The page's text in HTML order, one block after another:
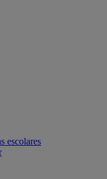
escolares